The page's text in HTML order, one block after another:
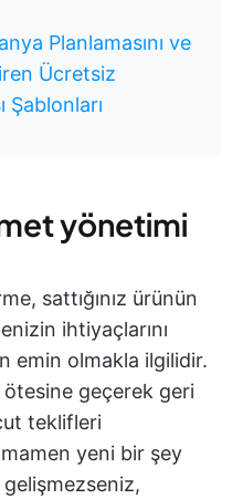
Planlamasını ve
Ücretsiz
Şablonları
yönetimi
sattığınız ürünün
ihtiyaçlarını
emin olmakla ilgilidir.
geçerek geri
teklifleri
yeni bir şey